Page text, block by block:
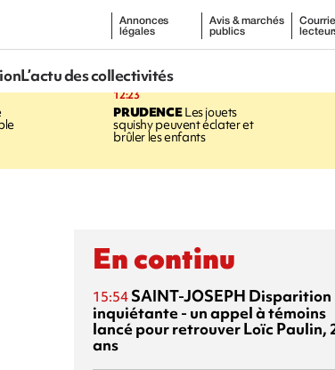
Annonces
légales
Avis & marchés
publics
L’actu des collectivités
12:23
PRUDENCELes jouets
squishy peuvent éclater et
brûler les enfants
En continu
15:54 SAINT-JOSEPH Disparition
inquiétante - un appel à témoins
lancé pour retrouver Loïc Paulin,
ans